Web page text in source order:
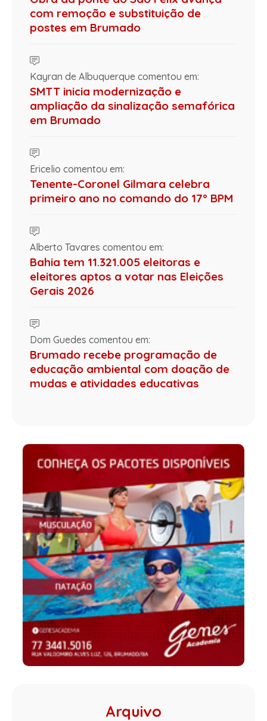
com remoção e substituição de
postes em Brumado
Kayran de Albuquerque comentou em:
SMTT inicia modernização e
ampliação da sinalização semafórica
em Brumado
Ericelio comentou em:
Tenente-Coronel Gilmara celebra
primeiro ano no comando do 17º BPM
Alberto Tavares comentou em:
Bahia tem 11.321.005 eleitoras e
eleitores aptos a votar nas Eleições
Gerais 2026
Dom Guedes comentou em:
Brumado recebe programação de
educação ambiental com doação de
mudas e atividades educativas
Arquivo